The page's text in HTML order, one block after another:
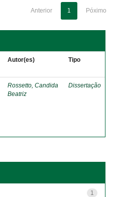
Anterior 1 Póximo
Autor(es) Tipo
Rossetto, Candida
Beatriz
Dissertação
1